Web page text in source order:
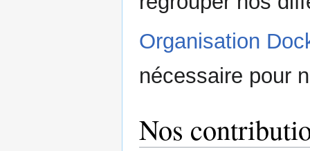
Organisation
nécessaire pour
Nos